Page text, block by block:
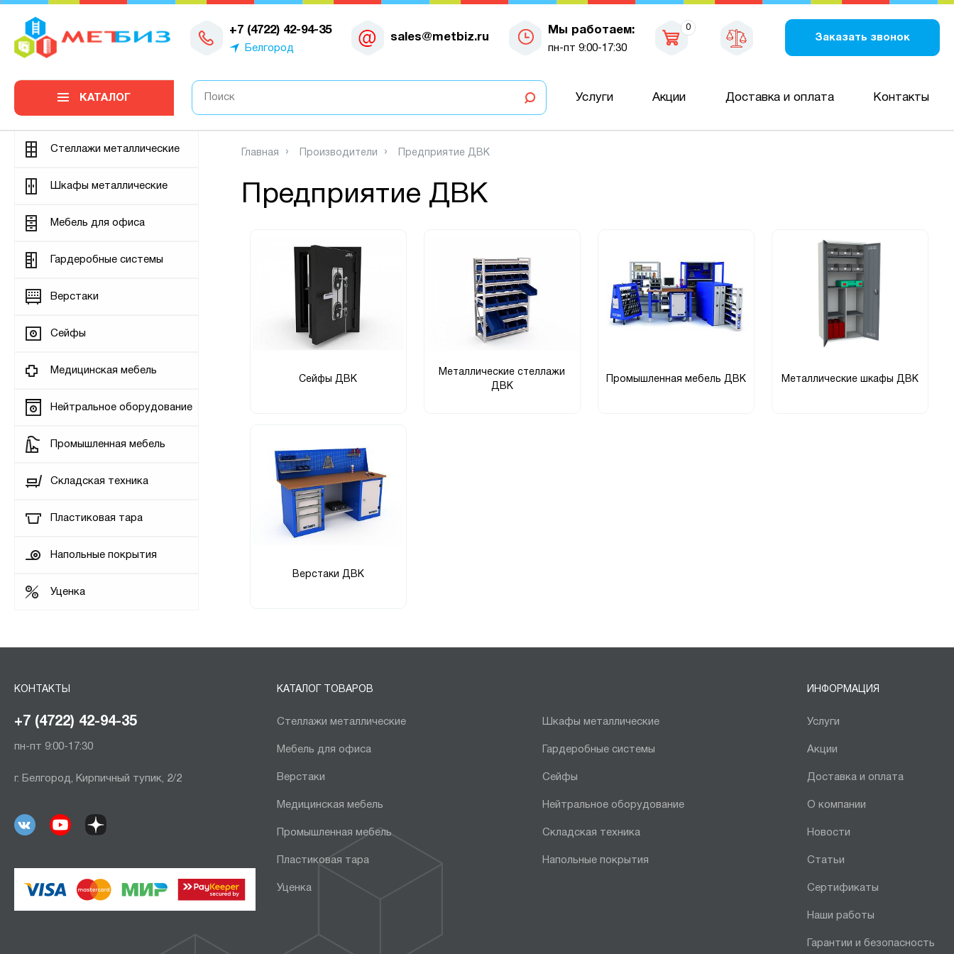
+7 (4722) 42-94-35
Белгород
sales@metbiz.ru
Мы работаем:
пн-пт 9:00-17:30
0
Заказать звонок
0
КАТАЛОГ Услуги Акции Доставка и оплата Контакты
Стеллажи металлические
Шкафы металлические
Мебель для офиса
Гардеробные системы
Верстаки
Сейфы
Медицинская мебель
Нейтральное оборудование
Промышленная мебель
Складская техника
Пластиковая тара
Напольные покрытия
Уценка
Главная Производители Предприятие ДВК
Предприятие ДВК
Сейфы ДВК
Металлические стеллажи
ДВК
Промышленная мебель ДВК Металлические шкафы ДВК
Верстаки ДВК
КОНТАКТЫ
+7 (4722) 42-94-35
пн-пт 9:00-17:30
г. Белгород, Кирпичный тупик, 2/2
КАТАЛОГ ТОВАРОВ
Стеллажи металлические Шкафы металлические
Мебель для офиса Гардеробные системы
Верстаки Сейфы
Медицинская мебель Нейтральное оборудование
Промышленная мебель Складская техника
Пластиковая тара Напольные покрытия
Уценка
ИНФОРМАЦИЯ
Услуги
Акции
Доставка и оплата
О компании
Новости
Статьи
Сертификаты
Наши работы
Гарантии и безопасность